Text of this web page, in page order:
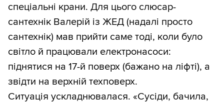
спеціальні крани. Для цього слюсар-
сантехнік Валерій із ЖЕД (надалі просто
сантехнік) мав прийти саме тоді, коли було
світло й працювали електронасоси:
піднятися на 17-й поверх (бажано на ліфті), а
звідти на верхній техповерх.
Ситуація ускладнювалася. «Сусіди, бачила,